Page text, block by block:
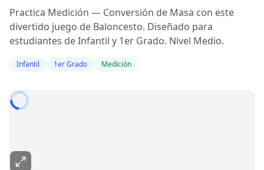
Practica Medición — Conversión de Masa con este
divertido juego de Baloncesto. Diseñado para
estudiantes de Infantil y 1er Grado. Nivel Medio.
Infantil 1er Grado Medición